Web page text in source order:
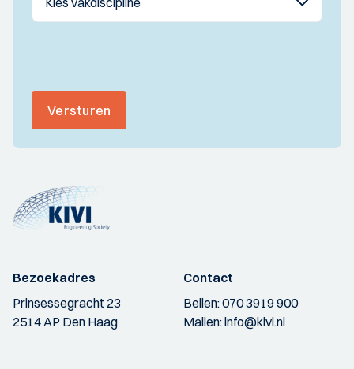
Versturen
Bezoekadres
Prinsessegracht 23
2514 AP Den Haag
Contact
Bellen:070 3919 900
Mailen:info@kivi.nl